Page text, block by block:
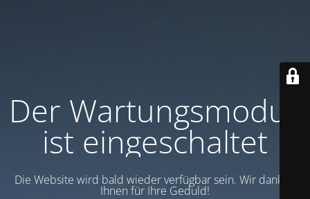
Der Wartungsmodus
ist eingeschaltet
Die Website wird bald wieder verfügbar sein. Wir danken
Ihnen für Ihre Geduld!